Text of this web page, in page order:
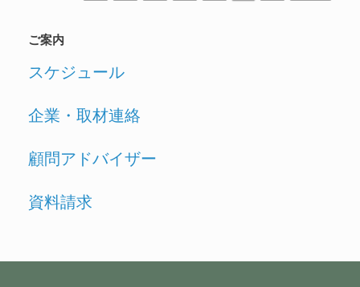
ご案内
スケジュール
企業・取材連絡
顧問アドバイザー
資料請求